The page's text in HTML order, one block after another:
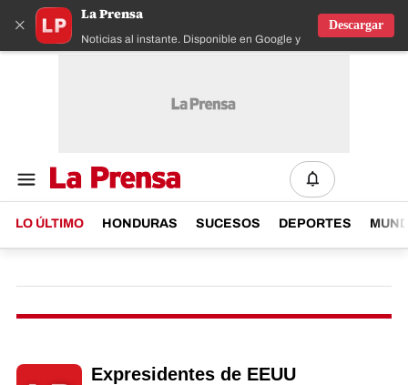
×
La Prensa
Noticias al instante. Disponible en Google y IOS
Descargar
LO ÚLTIMO HONDURAS SUCESOS DEPORTES
Expresidentes de EEUU